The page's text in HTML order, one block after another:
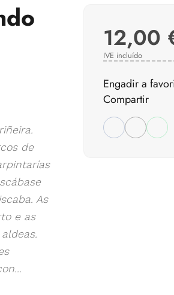
de
As
e as
12,00
IVE incluído
Engadir a
Compartir